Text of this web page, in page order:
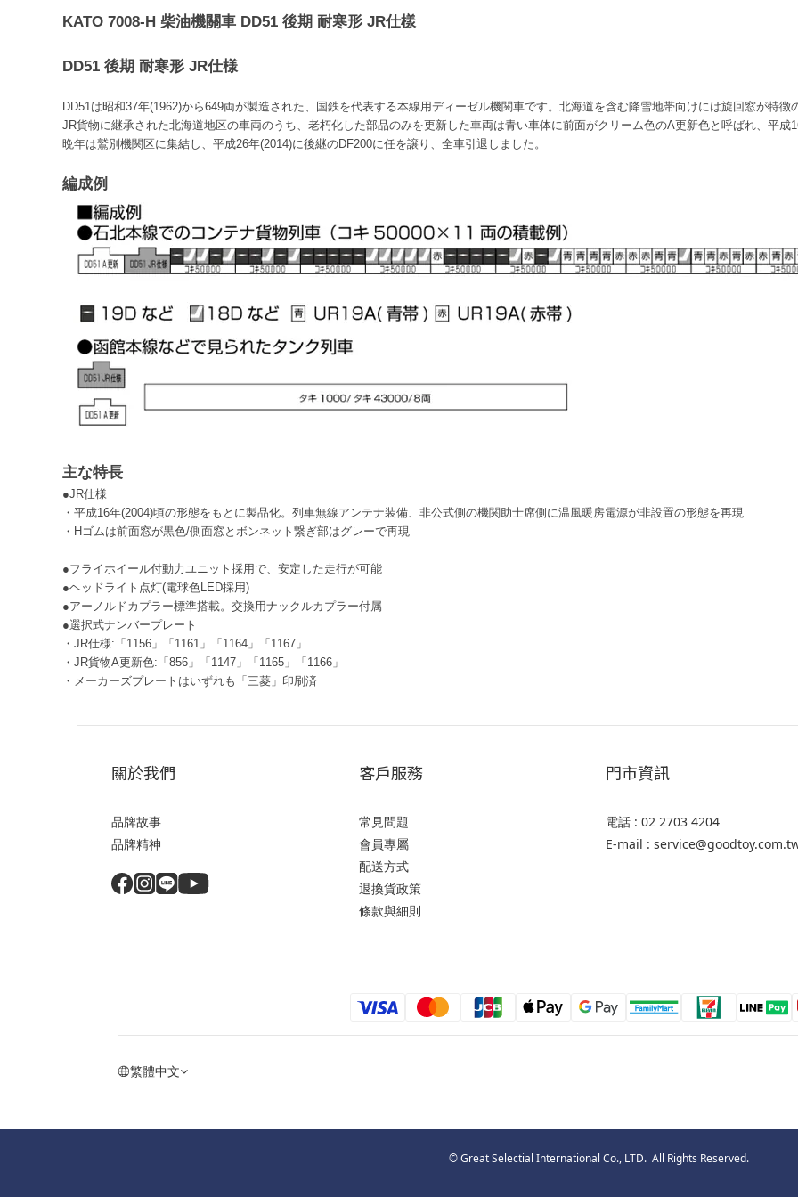
KATO 7008-H 柴油機關車 DD51 後期 耐寒形 JR仕樣
DD51 後期 耐寒形 JR仕様
DD51は昭和37年(1962)から649両が製造された、国鉄を代表する本線用ディーゼル機関車です。北海道を含む降雪地帯向けには旋回窓が特
JR貨物に継承された北海道地区の車両のうち、老朽化した部品のみを更新した車両は青い車体に前面がクリーム色のA更新色と呼ばれ、平
晩年は鷲別機関区に集結し、平成26年(2014)に後継のDF200に任を譲り、全車引退しました。
編成例
主な特長
●JR仕様
・平成16年(2004)頃の形態をもとに製品化。列車無線アンテナ装備、非公式側の機関助士席側に温風暖房電源が非設置の形態を再現
・Hゴムは前面窓が黒色/側面窓とボンネット繋ぎ部はグレーで再現
●フライホイール付動力ユニット採用で、安定した走行が可能
●ヘッドライト点灯(電球色LED採用)
●アーノルドカプラー標準搭載。交換用ナックルカプラー付属
●選択式ナンバープレート
・JR仕様:「1156」「1161」「1164」「1167」
・JR貨物A更新色:「856」「1147」「1165」「1166」
・メーカーズプレートはいずれも「三菱」印刷済
關於我們
品牌故事
品牌精神
客戶服務
常見問題
會員專屬
配送方式
退換貨政策
條款與細則
門市資訊
電話 : 02 2703 4204
E-mail :
繁體中文
© Great Selectial International Co., LTD. All Rights Reserved.